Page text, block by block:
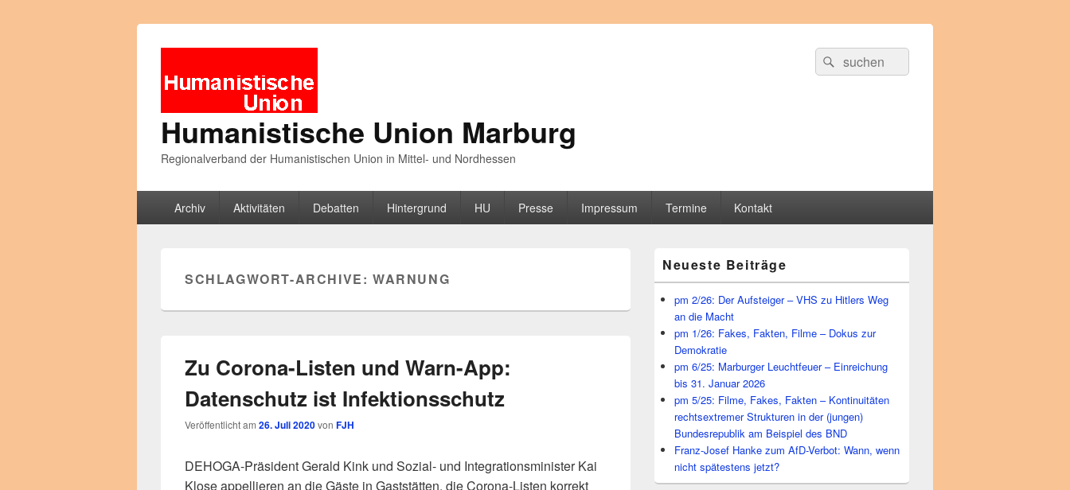
Humanistische Union Marburg
Regionalverband der Humanistischen Union in Mittel- und Nordhessen
Suche
nach:
Suchen
Archiv Aktivitäten Debatten Hintergrund HU Presse Impressum Termine Kontakt
SCHLAGWORT-ARCHIVE:WARNUNG
Zu Corona-Listen und Warn-App:
Datenschutz ist Infektionsschutz
Veröffentlicht am 26. Juli 2020von FJH
DEHOGA-Präsident Gerald Kink und Sozial- und Integrationsminister Kai
Klose appellieren an die Gäste in Gaststätten, die Corona-Listen korrekt
Seitenleisten
Widget-
Bereich
Neueste Beiträge
pm 2/26: Der Aufsteiger – VHS zu Hitlers Weg
an die Macht
pm 1/26: Fakes, Fakten, Filme – Dokus zur
Demokratie
pm 6/25: Marburger Leuchtfeuer – Einreichung
bis 31. Januar 2026
pm 5/25: Filme, Fakes, Fakten – Kontinuitäten
rechtsextremer Strukturen in der (jungen)
Bundesrepublik am Beispiel des BND
Franz-Josef Hanke zum AfD-Verbot: Wann, wenn
nicht spätestens jetzt?